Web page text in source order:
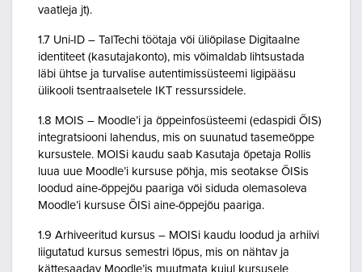
vaatleja jt).
1.7 Uni-ID – TalTechi töötaja või üliõpilase Digitaalne
identiteet (kasutajakonto), mis võimaldab lihtsustada
läbi ühtse ja turvalise autentimissüsteemi ligipääsu
ülikooli tsentraalsetele IKT ressurssidele.
1.8 MOIS – Moodle’i ja õppeinfosüsteemi (edaspidi ÕIS)
integratsiooni lahendus, mis on suunatud tasemeõppe
kursustele. MOISi kaudu saab Kasutaja õpetaja Rollis
luua uue Moodle’i kursuse põhja, mis seotakse ÕISis
loodud aine-õppejõu paariga või siduda olemasoleva
Moodle’i kursuse ÕISi aine-õppejõu paariga.
1.9 Arhiveeritud kursus – MOISi kaudu loodud ja arhiivi
liigutatud kursus semestri lõpus, mis on nähtav ja
kättesaadav Moodle’is muutmata kujul kursusele